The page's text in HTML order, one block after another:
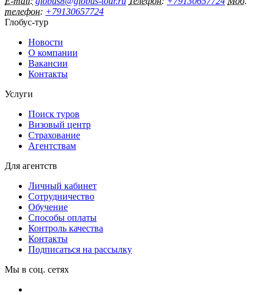
телефон: +79130657724
Глобус-тур
Новости
О компании
Вакансии
Контакты
Услуги
Поиск туров
Визовый центр
Страхование
Агентствам
Для агентств
Личный кабинет
Сотрудничество
Обучение
Способы оплаты
Контроль качества
Контакты
Подписаться на рассылку
Мы в соц. сетях